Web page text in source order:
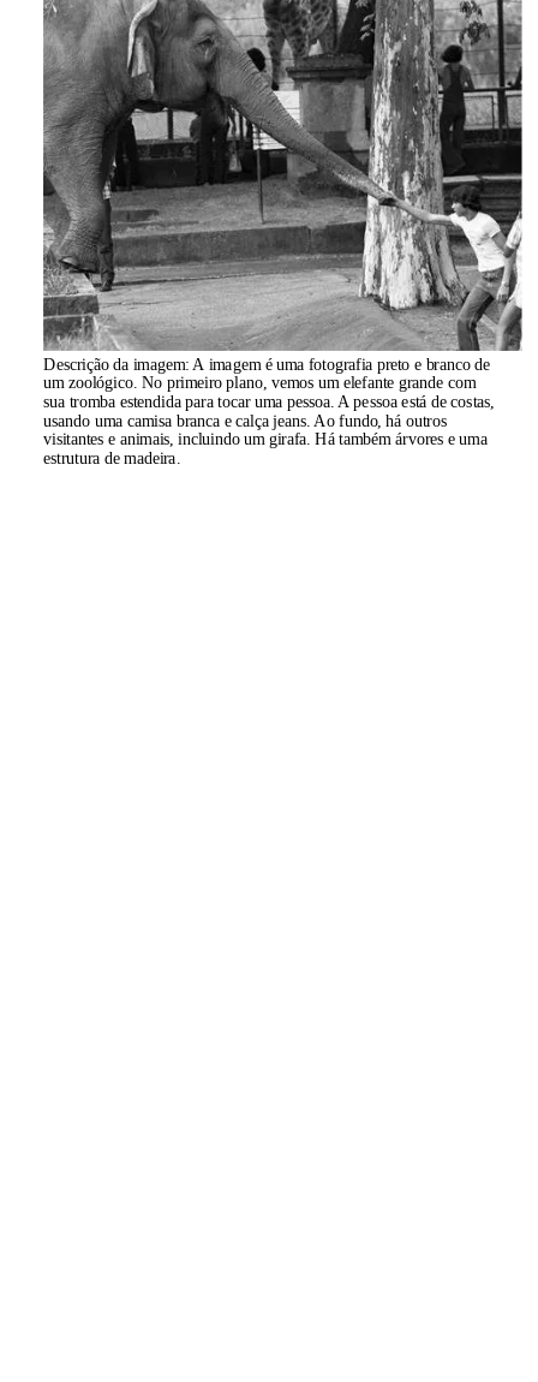
Descrição da imagem: A imagem é uma fotografia preto e branco de
um zoológico. No primeiro plano, vemos um elefante grande com
sua tromba estendida para tocar uma pessoa. A pessoa está de costas,
usando uma camisa branca e calça jeans. Ao fundo, há outros
visitantes e animais, incluindo um girafa. Há também árvores e uma
estrutura de madeira.